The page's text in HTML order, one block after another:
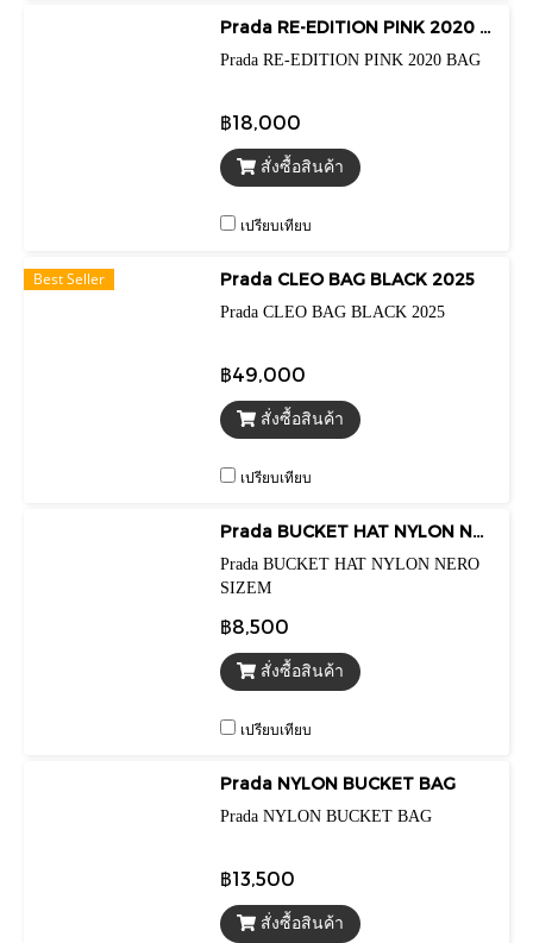
Prada RE-EDITION PINK 2020 BAG
Prada RE-EDITION PINK 2020 BAG
฿18,000
สั่งซื้อสินค้า
เปรียบเทียบ
Best Seller Prada CLEO BAG BLACK 2025
Prada CLEO BAG BLACK 2025
฿49,000
สั่งซื้อสินค้า
เปรียบเทียบ
Prada BUCKET HAT NYLON NERO SIZEM
Prada BUCKET HAT NYLON NERO
SIZEM
฿8,500
สั่งซื้อสินค้า
เปรียบเทียบ
Prada NYLON BUCKET BAG
Prada NYLON BUCKET BAG
฿13,500
สั่งซื้อสินค้า